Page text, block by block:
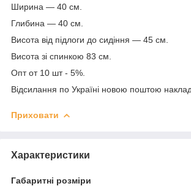
Ширина — 40 см.
Глибина — 40 см.
Висота від підлоги до сидіння — 45 см.
Висота зі спинкою 83 см.
Опт от 10 шт - 5%.
Відсилання по Україні новою поштою
Приховати
Характеристики
Габаритні розміри